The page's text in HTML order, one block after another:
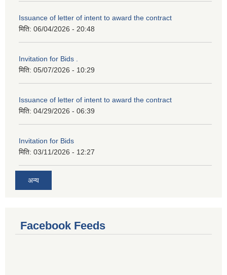
Issuance of letter of intent to award the contract
मिति: 06/04/2026 - 20:48
Invitation for Bids .
मिति: 05/07/2026 - 10:29
Issuance of letter of intent to award the contract
मिति: 04/29/2026 - 06:39
Invitation for Bids
मिति: 03/11/2026 - 12:27
अन्य
Facebook Feeds